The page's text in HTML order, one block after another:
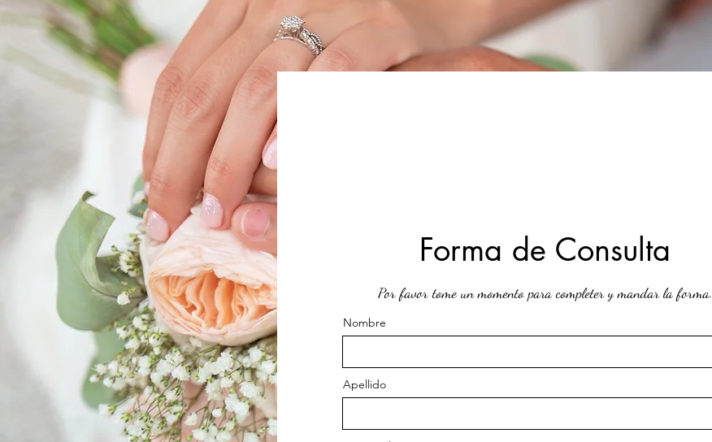
Forma de Consulta
Por favor tome un momento para completer y mandar la forma.
Nombre
Apellido